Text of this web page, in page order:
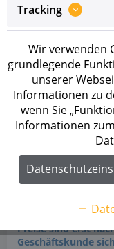
Preise sind erst
Geschäftskunde
Tracking
Wir verwenden
grundlegende
unserer
Informationen zu
wenn Sie
Informationen